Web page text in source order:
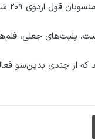
سید
پلیت‌های جعلی،
که از چندى بدين‌سو